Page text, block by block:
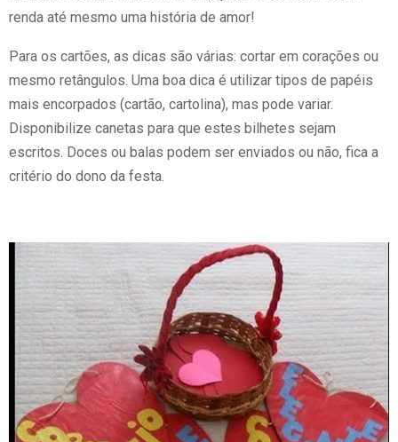
renda até mesmo uma história de amor!
Para os cartões, as dicas são várias: cortar em corações ou
mesmo retângulos. Uma boa dica é utilizar tipos de papéis
mais encorpados (cartão, cartolina), mas pode variar.
Disponibilize canetas para que estes bilhetes sejam
escritos. Doces ou balas podem ser enviados ou não, fica a
critério do dono da festa.